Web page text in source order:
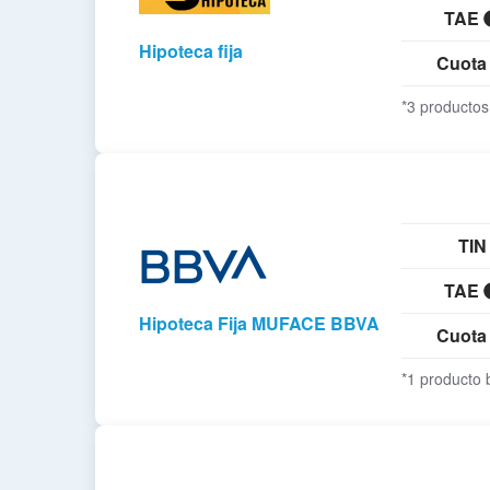
Hipoteca fija
TAE
Cuota
*3
Hipoteca Fija MUFACE BBVA
TIN
TAE
Cuota
*1 producto